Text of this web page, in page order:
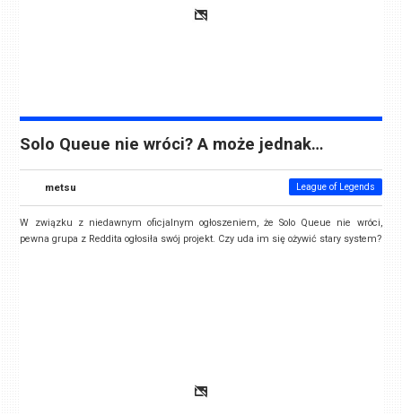
Solo Queue nie wróci? A może jednak…
metsu League of Legends
W związku z niedawnym oficjalnym ogłoszeniem, że Solo Queue nie wróci,
pewna grupa z Reddita ogłosiła swój projekt. Czy uda im się ożywić stary system?